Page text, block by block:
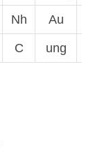
Nh Au
C ung